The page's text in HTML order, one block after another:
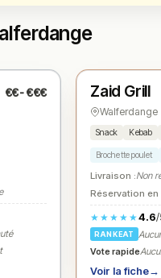
€€-€€€ ★ N° 3
Zaid Grill
Walferdange
Snack Kebab
Brochette poulet
Livraison :Non
Réservation en
★★★★★4.6/
RANKEAT
Vote rapide
Voir la fiche→